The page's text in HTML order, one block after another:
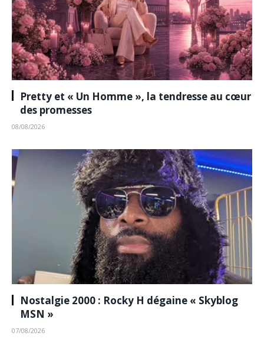
Pretty et « Un Homme », la tendresse au cœur
des promesses
08/08/2026
Nostalgie 2000 : Rocky H dégaine « Skyblog
MSN »
07/08/2026